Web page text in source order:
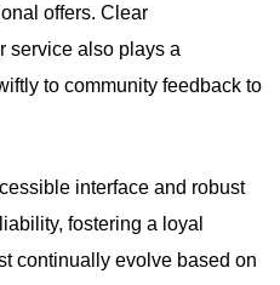
offers. Clear
service also plays a
to community feedback to
interface and robust
fostering a loyal
continually evolve based on